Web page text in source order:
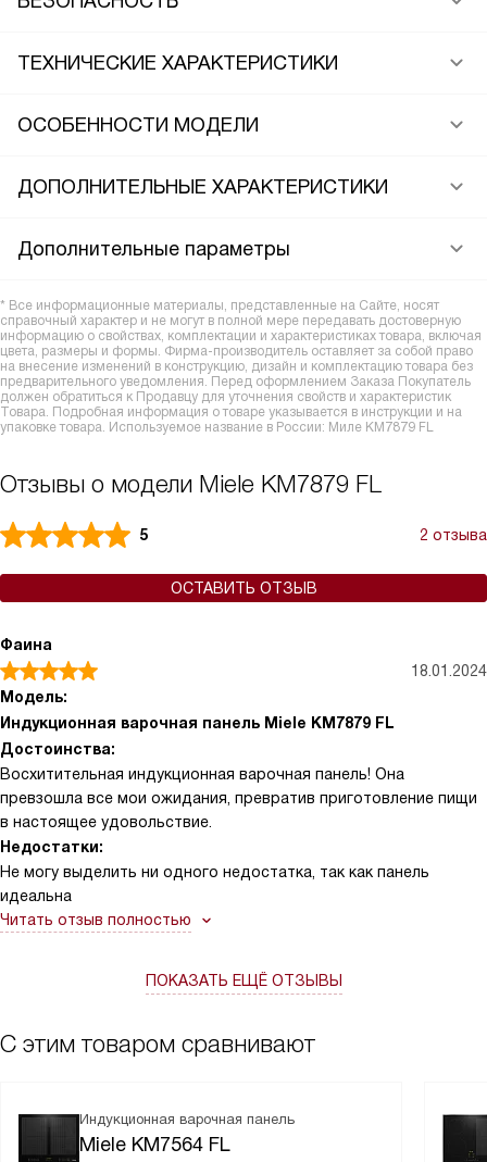
ТЕХНИЧЕСКИЕ ХАРАКТЕРИСТИКИ
ОСОБЕННОСТИ МОДЕЛИ
ДОПОЛНИТЕЛЬНЫЕ ХАРАКТЕРИСТИКИ
Дополнительные параметры
* Все информационные материалы, представленные на Сайте, носят
справочный характер и не могут в полной мере передавать достоверную
информацию о свойствах, комплектации и характеристиках товара, включая
цвета, размеры и формы. Фирма-производитель оставляет за собой право
на внесение изменений в конструкцию, дизайн и комплектацию товара без
предварительного уведомления. Перед оформлением Заказа Покупатель
должен обратиться к Продавцу для уточнения свойств и характеристик
Товара. Подробная информация о товаре указывается в инструкции и на
упаковке товара. Используемое название в России: Миле KM7879 FL
Отзывы о модели Miele KM7879 FL
5 2 отзыва
ОСТАВИТЬ ОТЗЫВ
Фаина
18.01.2024
Модель:
Индукционная варочная панель Miele KM7879 FL
Достоинства:
Восхитительная индукционная варочная панель! Она
превзошла все мои ожидания, превратив приготовление пищи
в настоящее удовольствие.
Недостатки:
Не могу выделить ни одного недостатка, так как панель
идеальна
Читать отзыв полностью
ПОКАЗАТЬ ЕЩЁ ОТЗЫВЫ
С этим товаром сравнивают
Индукционная варочная панель
Miele KM7564 FL